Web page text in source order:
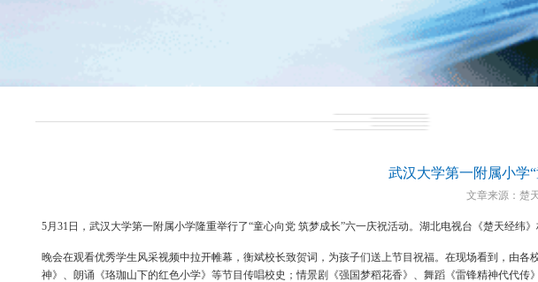
武汉大学第一附属小学
文章来源：楚
5月31日，武汉大学第一附属小学隆重举行了“童心向党 筑梦成长”六一庆祝活动。湖北电视台《楚天经纬
晚会在观看优秀学生风采视频中拉开帷幕，衡斌校长致贺词，为孩子们送上节目祝福。在现场看到，由
神》、朗诵《珞珈山下的红色小学》等节目传唱校史；情景剧《强国梦稻花香》、舞蹈《雷锋精神代代